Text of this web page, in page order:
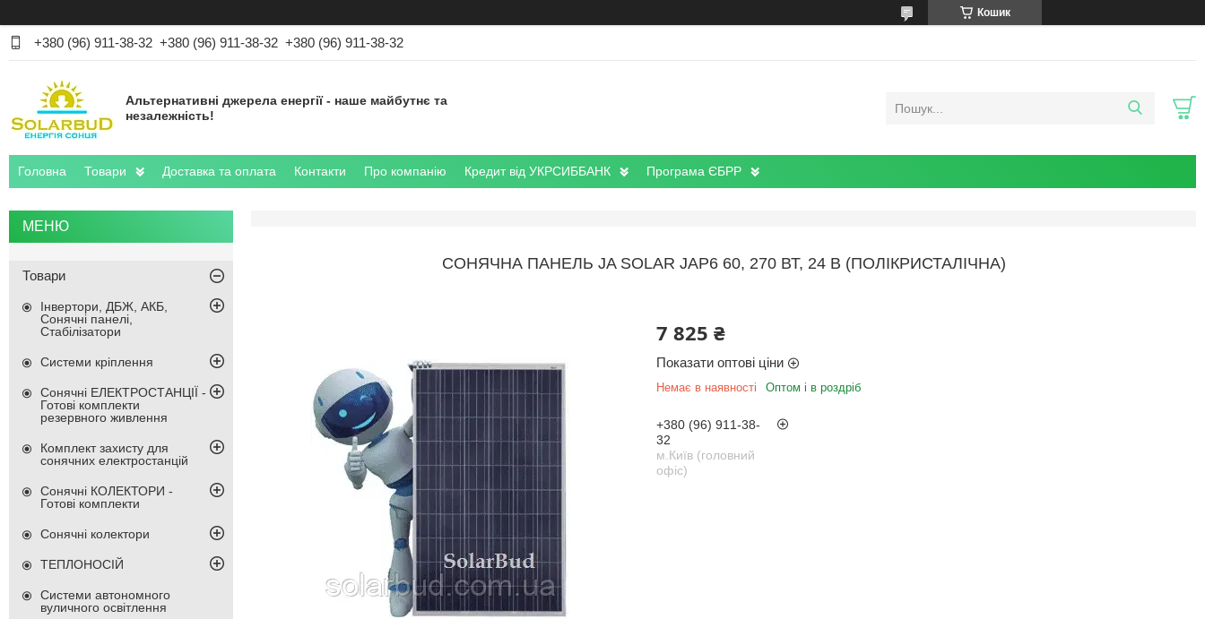
Кошик
+380 (96) 911-38-32 +380 (96) 911-38-32 +380 (96) 911-38-32
Альтернативні джерела енергії - наше майбутнє та
незалежність!
Головна Товари Доставка та оплата Контакти Про компанію Кредит від УКРСИББАНК Програма ЄБРР
СОНЯЧНА ПАНЕЛЬ JA SOLAR JAP6 60, 270 ВТ, 24 В (ПОЛІКРИСТАЛІЧНА)
7 825 ₴
Показати оптові ціни
Немає в наявності Оптом і в роздріб
+380 (96) 911-38-
32
м.Київ (головний
офіс)
Товари
Інвертори, ДБЖ, АКБ,
Сонячні панелі,
Стабілізатори
Системи кріплення
Сонячні ЕЛЕКТРОСТАНЦІЇ -
Готові комплекти
резервного живлення
Комплект захисту для
сонячних електростанцій
Сонячні КОЛЕКТОРИ -
Готові комплекти
Сонячні колектори
ТЕПЛОНОСІЙ
Системи автономного
вуличного освітлення